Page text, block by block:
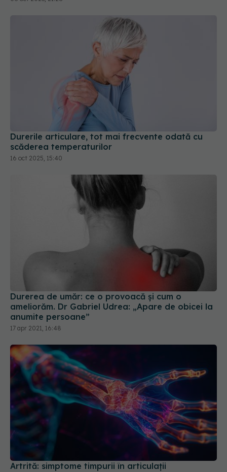
Durerile articulare, tot mai frecvente odată cu
scăderea temperaturilor
16 oct 2025, 15:40
Durerea de umăr: ce o provoacă și cum o
ameliorăm. Dr Gabriel Udrea: „Apare de obicei la
anumite persoane”
17 apr 2021, 16:48
Artrită: simptome timpurii în articulații